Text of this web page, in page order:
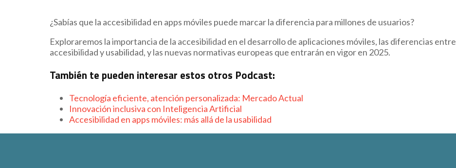
¿Sabías que la accesibilidad en apps móviles puede marcar la diferencia para millones de usuarios?
Exploraremos la importancia de la accesibilidad en el desarrollo de aplicaciones móviles, las diferencias entre
accesibilidad y usabilidad, y las nuevas normativas europeas que entrarán en vigor en 2025.
También te pueden interesar estos otros Podcast:
Tecnología eficiente, atención personalizada: Mercado Actual
Innovación inclusiva con Inteligencia Artificial
Accesibilidad en apps móviles: más allá de la usabilidad